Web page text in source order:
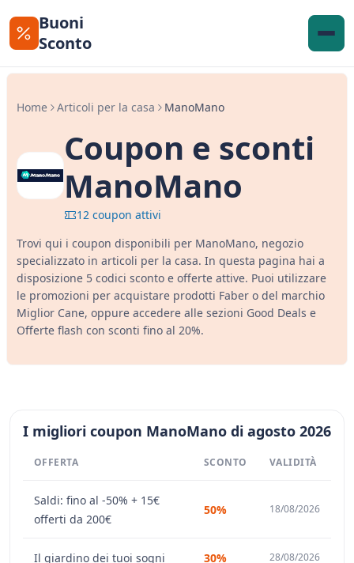
Buoni
Sconto
Home Articoli per la casa ManoMano
Coupon e sconti
ManoMano
12 coupon attivi
Trovi qui i coupon disponibili per ManoMano, negozio
specializzato in articoli per la casa. In questa pagina hai a
disposizione 5 codici sconto e offerte attive. Puoi utilizzare
le promozioni per acquistare prodotti Faber o del marchio
Miglior Cane, oppure accedere alle sezioni Good Deals e
Offerte flash con sconti fino al 20%.
I migliori coupon ManoMano di agosto 2026
OFFERTA SCONTO VALIDITÀ
Saldi: fino al -50% + 15€
offerti da 200€
50% 18/08/2026
Il giardino dei tuoi sogni 30% 28/08/2026